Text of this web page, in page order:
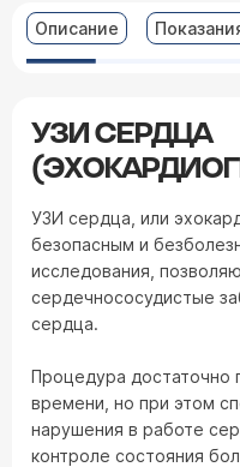
Описание
УЗИ СЕРДЦА
УЗИ сердца, или
безопасным и
исследования,
сердечнососудистые
сердца.
Процедура достаточно
времени, но при этом
нарушения в работе
контроле состояния